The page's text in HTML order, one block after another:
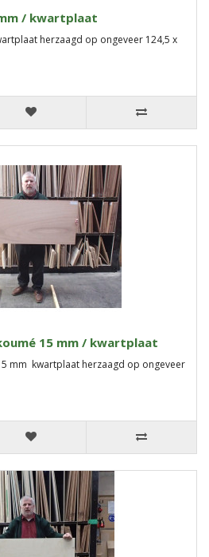
/ kwartplaat
herzaagd op ongeveer 124,5 x
15 mm / kwartplaat
mm kwartplaat herzaagd op ongeveer